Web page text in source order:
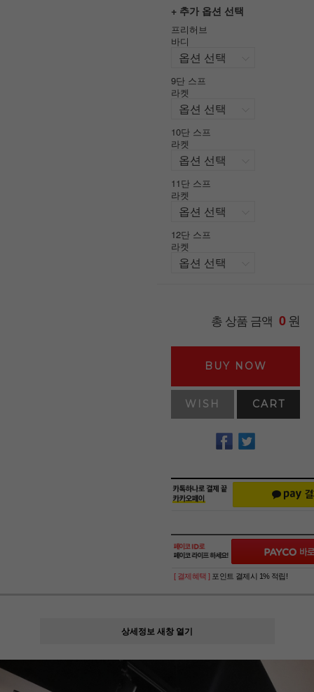
+ 추가 옵션 선택
프리허브
바디
9단 스프
라켓
10단 스프
라켓
11단 스프
라켓
12단 스프
라켓
총 상품 금액 0원
BUY NOW
WISH CART
[ 결제혜택 ] 포인트 결제시 1% 적립!
상세정보 새창 열기